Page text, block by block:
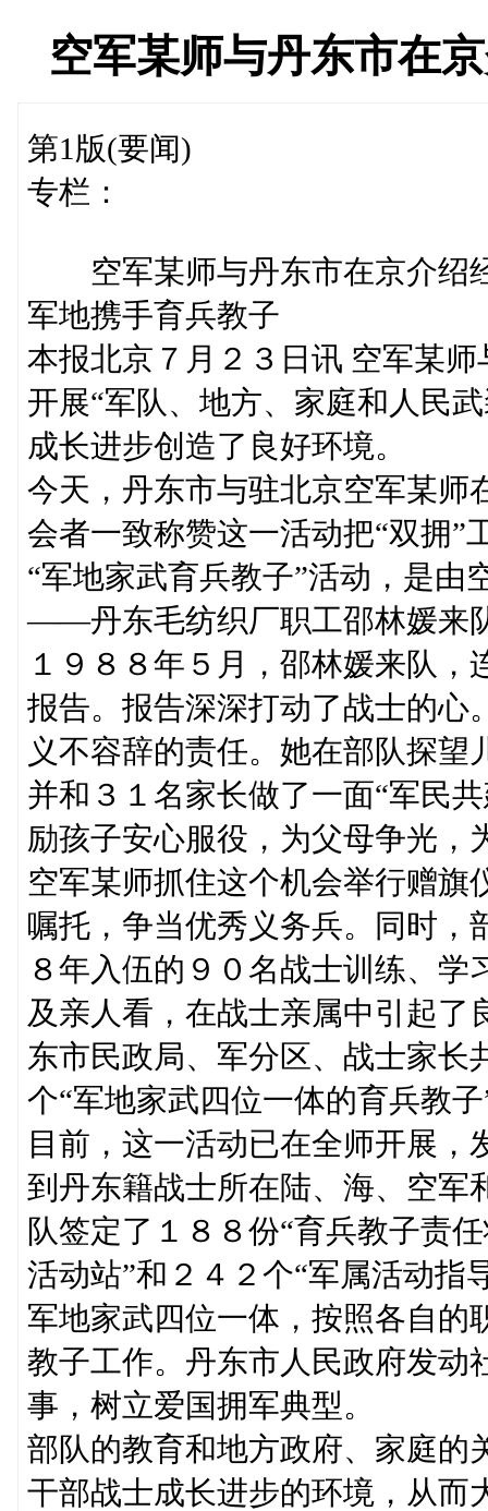
空军某师与丹东市在
第1版(要闻)
专栏：
空军某师与丹东市在京介绍
军地携手育兵教子
本报北京７月２３日讯 空军某
开展“军队、地方、家庭和人民
成长进步创造了良好环境。
今天，丹东市与驻北京空军某师
会者一致称赞这一活动把“双拥”
“军地家武育兵教子”活动，是由
——丹东毛纺织厂职工邵林媛来
１９８８年５月，邵林媛来队，
报告。报告深深打动了战士的心
义不容辞的责任。她在部队探
并和３１名家长做了一面“军民
励孩子安心服役，为父母争光，
空军某师抓住这个机会举行赠旗
嘱托，争当优秀义务兵。同时，
８年入伍的９０名战士训练、
及亲人看，在战士亲属中引起了
东市民政局、军分区、战士家长
个“军地家武四位一体的育兵教
目前，这一活动已在全师开展
到丹东籍战士所在陆、海、空军
队签定了１８８份“育兵教子责
活动站”和２４２个“军属活动指
军地家武四位一体，按照各自的
教子工作。丹东市人民政府发动
事，树立爱国拥军典型。
部队的教育和地方政府、家庭的
干部战士成长进步的环境，从而